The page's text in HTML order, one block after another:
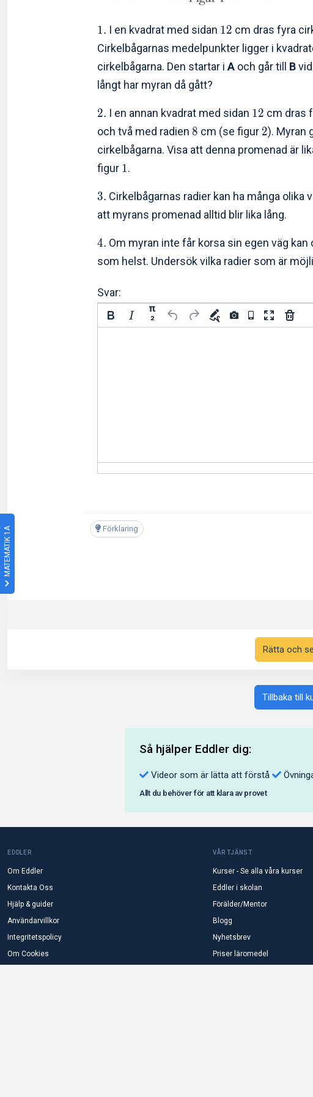
MATEMATIK 1A
1. I en kvadrat med sidan 12 cm dras fyra
Cirkelbågarnas medelpunkter ligger i
cirkelbågarna. Den startar i A och går till B
långt har myran då gått?
2. I en annan kvadrat med sidan 12 cm dras
och två med radien 8 cm (se figur 2). Myran
cirkelbågarna. Visa att denna promenad är
figur 1.
3. Cirkelbågarnas radier kan ha många olika
att myrans promenad alltid blir lika lång.
4. Om myran inte får korsa sin egen väg
som helst. Undersök vilka radier som är
Svar:
π
²
Förklaring
Rätta och
Tillbaka till
Så hjälper Eddler dig:
Videor som är lätta att förstå
Allt du behöver för att klara av provet
EDDLER
Om Eddler
Kontakta Oss
Hjälp & guider
Användarvillkor
Integritetspolicy
Om Cookies
VÅR TJÄNST
Kurser - Se alla våra kurser
Eddler i skolan
Förälder/Mentor
Blogg
Nyhetsbrev
Priser läromedel